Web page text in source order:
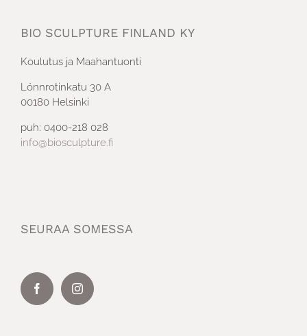
BIO SCULPTURE FINLAND KY
Koulutus ja Maahantuonti
Lönnrotinkatu 30 A
00180 Helsinki
puh: 0400-218 028
info@biosculpture.fi
SEURAA SOMESSA